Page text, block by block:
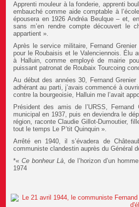
Apprenti mouleur à la fonderie, apprenti
embauché comme aide comptable à
épousera en 1926 Andréa Beulque – et,
sans m’en rendre compte découvert
appartient ».
Après le service militaire, Fernand
pour le Roubaisis et le Valenciennois. Élu
à Halluin, comme employé de mairie
puissant patronat de Roubaix Tourcoing
Au début des années 30, Fernand
adhérant au parti, j’avais commencé à
contre la bourgeoisie, Halluin me l’avait
Président des amis de l’URSS,
municipal en 1937, puis en deviendra le
région, raconte Claudie Gillot-Dumoutier,
tout le temps Le P’tit Quinquin ».
Arrêté en 1940, il s’évadera de
communiste clandestin auprès du Général
*«Ce bonheur Là, de l’horizon d’un
1974